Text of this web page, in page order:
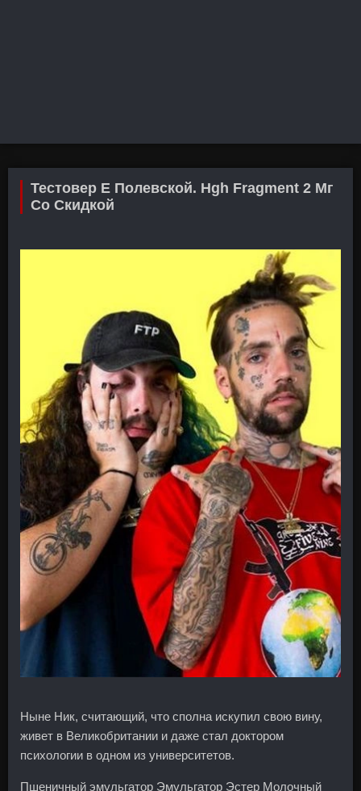
Тестовер Е Полевской. Hgh Fragment 2 Мг
Со Скидкой
Ныне Ник, считающий, что сполна искупил свою вину,
живет в Великобритании и даже стал доктором
психологии в одном из университетов.
Пшеничный эмульгатор Эмульгатор Эстер Молочный